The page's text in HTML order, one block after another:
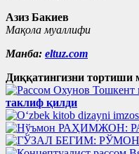
Азиз Бакиев
Мақола муаллифи
Манба: eltuz.com
Диққатингизни тортиши
таклиф қилди